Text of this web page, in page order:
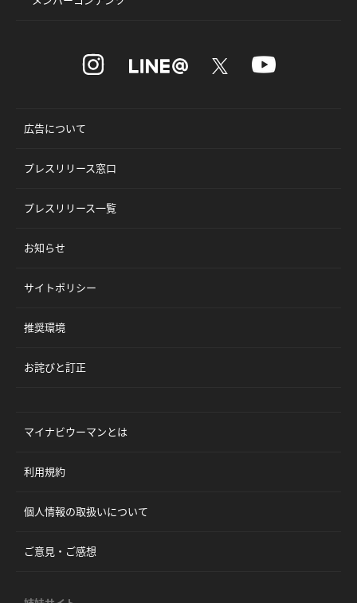
広告について
プレスリリース窓口
プレスリリース一覧
お知らせ
サイトポリシー
推奨環境
お詫びと訂正
マイナビウーマンとは
利用規約
個人情報の取扱いについて
ご意見・ご感想